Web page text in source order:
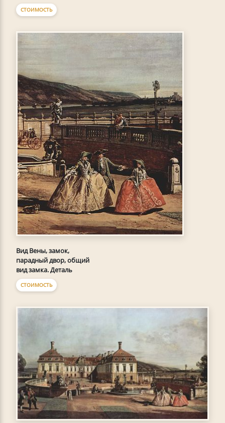
СТОИМОСТЬ
Вид Вены, замок,
парадный двор, общий
вид замка. Деталь
СТОИМОСТЬ